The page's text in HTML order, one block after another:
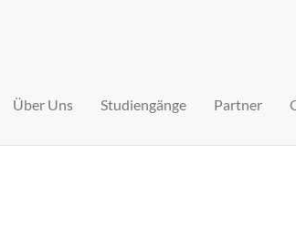
Über Uns Studiengänge Partner